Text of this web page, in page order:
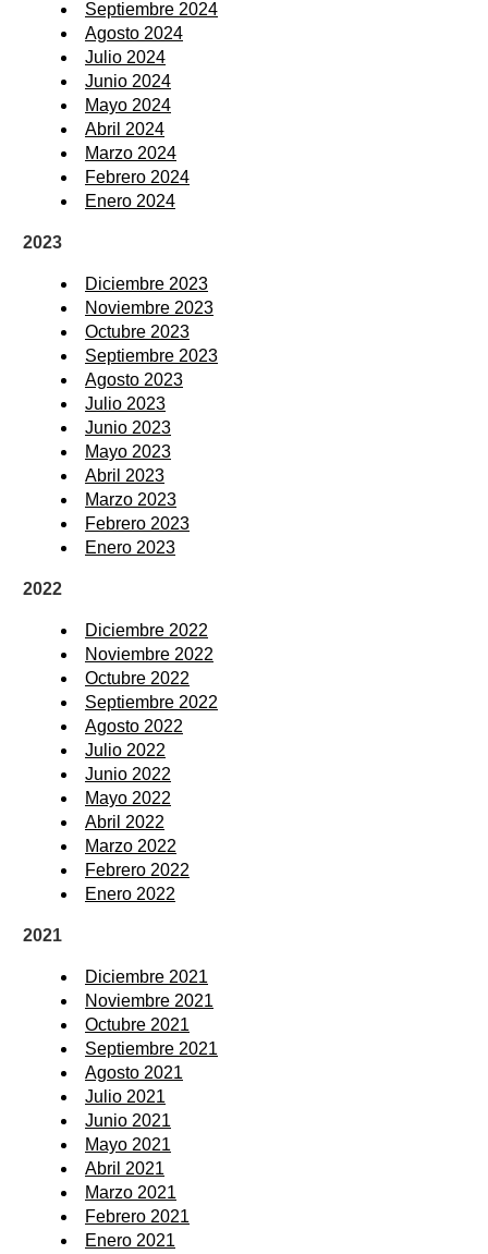
Septiembre 2024
Agosto 2024
Julio 2024
Junio 2024
Mayo 2024
Abril 2024
Marzo 2024
Febrero 2024
Enero 2024
2023
Diciembre 2023
Noviembre 2023
Octubre 2023
Septiembre 2023
Agosto 2023
Julio 2023
Junio 2023
Mayo 2023
Abril 2023
Marzo 2023
Febrero 2023
Enero 2023
2022
Diciembre 2022
Noviembre 2022
Octubre 2022
Septiembre 2022
Agosto 2022
Julio 2022
Junio 2022
Mayo 2022
Abril 2022
Marzo 2022
Febrero 2022
Enero 2022
2021
Diciembre 2021
Noviembre 2021
Octubre 2021
Septiembre 2021
Agosto 2021
Julio 2021
Junio 2021
Mayo 2021
Abril 2021
Marzo 2021
Febrero 2021
Enero 2021